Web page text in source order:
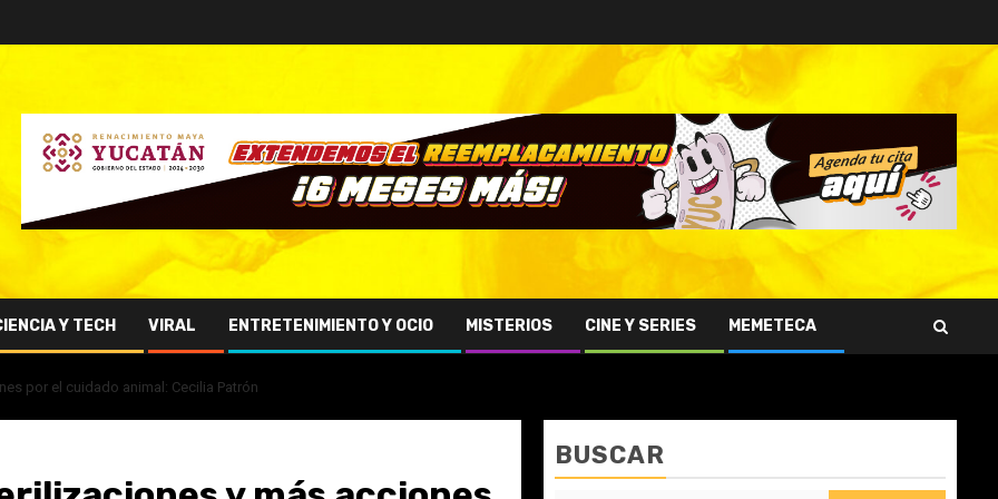
Y TECH VIRAL ENTRETENIMIENTO Y OCIO MISTERIOS CINE Y SERIES MEMETECA
por el cuidado animal: Cecilia Patrón
BUSCAR